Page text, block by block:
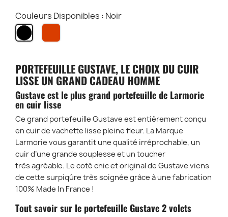
Couleurs Disponibles : Noir
Noir
Vigne
Rouge
PORTEFEUILLE GUSTAVE, LE CHOIX DU CUIR
LISSE UN GRAND CADEAU HOMME
Gustave est le plus grand portefeuille de Larmorie
en cuir lisse
Ce grand portefeuille Gustave est entièrement conçu
en cuir de vachette lisse pleine fleur. La Marque
Larmorie vous garantit une qualité irréprochable, un
cuir d’une grande souplesse et un toucher
très agréable. Le coté chic et original de Gustave viens
de cette surpiqûre très soignée grâce à une fabrication
100% Made In France !
Tout savoir sur le portefeuille Gustave 2 volets